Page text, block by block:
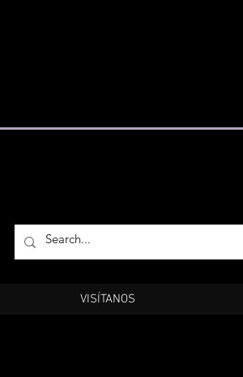
VISÍTANOS